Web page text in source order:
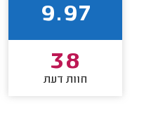
9.97
38
חוות דעת